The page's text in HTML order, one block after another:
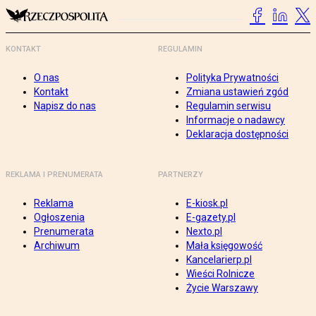
KONTAKT
O nas
Kontakt
Napisz do nas
REGULAMIN
Polityka Prywatności
Zmiana ustawień zgód
Regulamin serwisu
Informacje o nadawcy
Deklaracja dostępności
REKLAMA I PRENUMERATA
Reklama
Ogłoszenia
Prenumerata
Archiwum
PARTNERZY
E-kiosk.pl
E-gazety.pl
Nexto.pl
Mała księgowość
Kancelarierp.pl
Wieści Rolnicze
Życie Warszawy